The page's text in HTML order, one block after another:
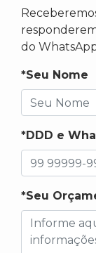
do
*Seu Nome
*DDD e
*Seu